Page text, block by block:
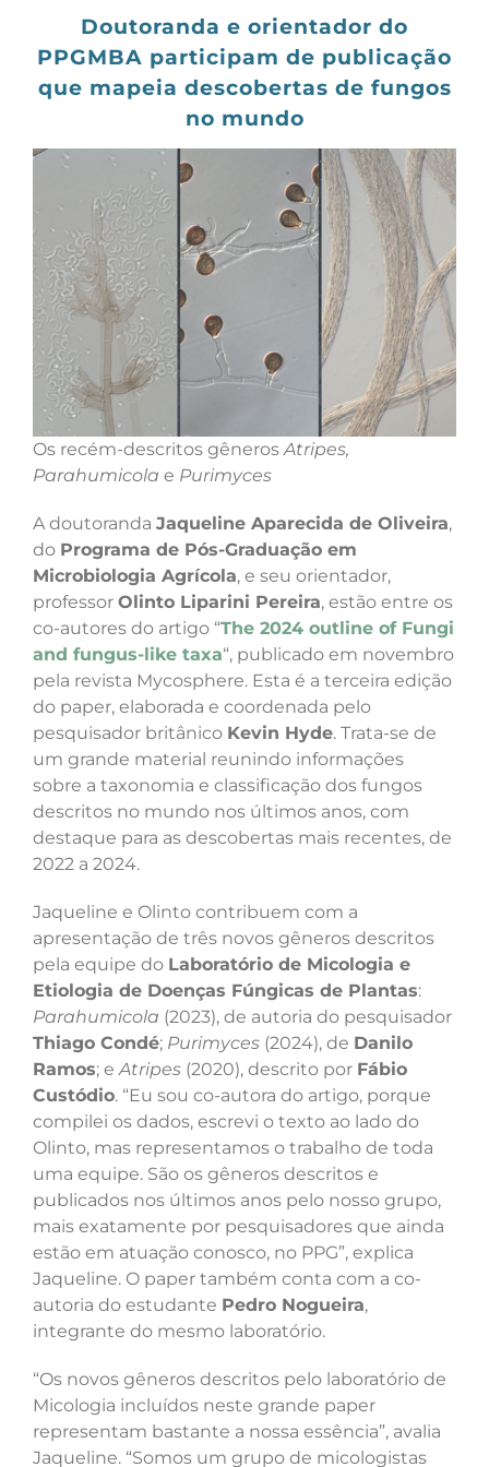
Doutoranda e orientador do
PPGMBA participam de publicação
que mapeia descobertas de fungos
no mundo
Os recém-descritos gênerosAtripes,
Parahumicola e Purimyces
A doutoranda Jaqueline Aparecida de Oliveira,
do Programa de Pós-Graduação em
Microbiologia Agrícola, e seu orientador,
professor Olinto Liparini Pereira, estão entre os
co-autores do artigo “The 2024 outline of Fungi
and fungus-like taxa“, publicado em novembro
pela revista Mycosphere. Esta é a terceira edição
do paper, elaborada e coordenada pelo
pesquisador britânico Kevin Hyde. Trata-se de
um grande material reunindo informações
sobre a taxonomia e classificação dos fungos
descritos no mundo nos últimos anos, com
destaque para as descobertas mais recentes, de
2022 a 2024.
Jaqueline e Olinto contribuem com a
apresentação de três novos gêneros descritos
pela equipe do Laboratório de Micologia e
Etiologia de Doenças Fúngicas de Plantas:
Parahumicola (2023), de autoria do pesquisador
Thiago Condé; Purimyces (2024), de Danilo
Ramos; eAtripes (2020), descrito por Fábio
Custódio. “Eu sou co-autora do artigo, porque
compilei os dados, escrevi o texto ao lado do
Olinto, mas representamos o trabalho de toda
uma equipe. São os gêneros descritos e
publicados nos últimos anos pelo nosso grupo,
mais exatamente por pesquisadores que ainda
estão em atuação conosco, no PPG”, explica
Jaqueline. O paper também conta com a co-
autoria do estudante Pedro Nogueira,
integrante do mesmo laboratório.
“Os novos gêneros descritos pelo laboratório de
Micologia incluídos neste grande paper
representam bastante a nossa essência”, avalia
Jaqueline. “Somos um grupo de micologistas